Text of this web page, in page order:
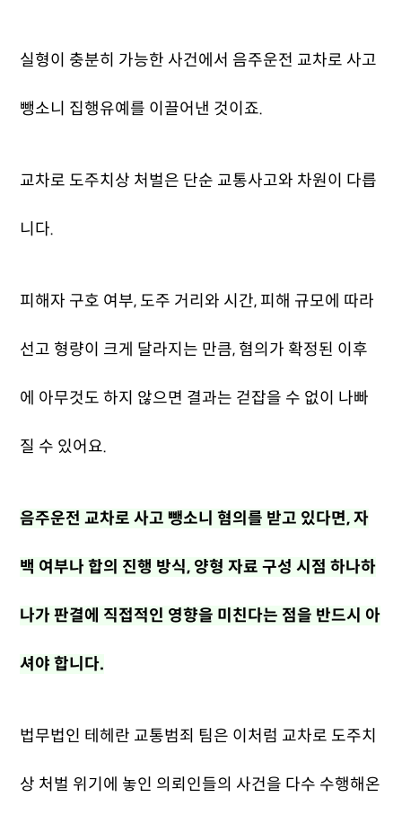
실형이 충분히 가능한 사건에서 음주운전 교차로 사고
뺑소니 집행유예를 이끌어낸 것이죠.
교차로 도주치상 처벌은 단순 교통사고와 차원이 다릅
니다.
피해자 구호 여부, 도주 거리와 시간, 피해 규모에 따라
선고 형량이 크게 달라지는 만큼, 혐의가 확정된 이후
에 아무것도 하지 않으면 결과는 걷잡을 수 없이 나빠
질 수 있어요.
음주운전 교차로 사고 뺑소니 혐의를 받고 있다면, 자
백 여부나 합의 진행 방식, 양형 자료 구성 시점 하나하
나가 판결에 직접적인 영향을 미친다는 점을 반드시 아
셔야 합니다.
법무법인 테헤란 교통범죄 팀은 이처럼 교차로 도주치
상 처벌 위기에 놓인 의뢰인들의 사건을 다수 수행해온